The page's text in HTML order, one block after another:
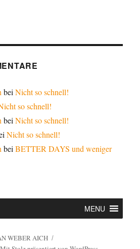
beiNicht so schnell!
so schnell!
beiNicht so schnell!
Nicht so schnell!
beiBETTER DAYS und weniger
MENU
WEBER AICH